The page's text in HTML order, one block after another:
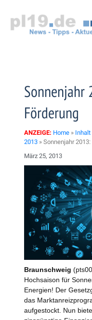
springen
Förderung
ANZEIGE: Home » Inhalt
2013 » Sonnenjahr
März 25, 2013
Braunschweig
Hochsaison für
Energien! Der
das
aufgestockt. Nun